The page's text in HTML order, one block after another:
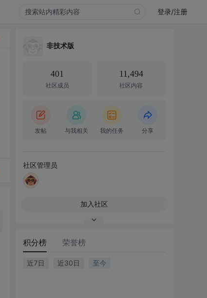
登录/注册
非技术版
401
社区成员
11,494
社区内容
发帖 与我相关 我的任务 分享
社区管理员
加入社区
积分榜 荣誉榜
近7日 近30日 至今